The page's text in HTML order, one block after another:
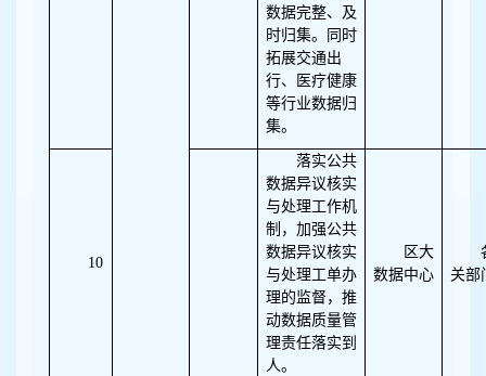
数据完整、及
时归集。同时
拓展交通出
行、医疗健康
等行业数据归
集。
10
落实公共
数据异议核实
与处理工作机
制，加强公共
数据异议核实
与处理工单办
理的监督，推
动数据质量管
理责任落实到
人。
区大
数据中心
关部